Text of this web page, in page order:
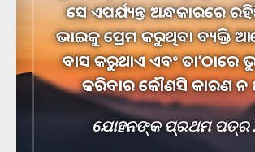
ସେ ଏପର୍ଯ୍ୟନ୍ତ ଅନ୍ଧକାରରେ
ଭାଇକୁ ପ୍ରେମ କରୁଥିବା ବ୍ୟକ୍ତି
ବାସ କରୁଥାଏ ଏବଂ ତା’ଠାରେ
କରିବାର କୌଣସି କାରଣ ନ
ଯୋହନଙ୍କ ପ୍ରଥମ ପତ୍ର